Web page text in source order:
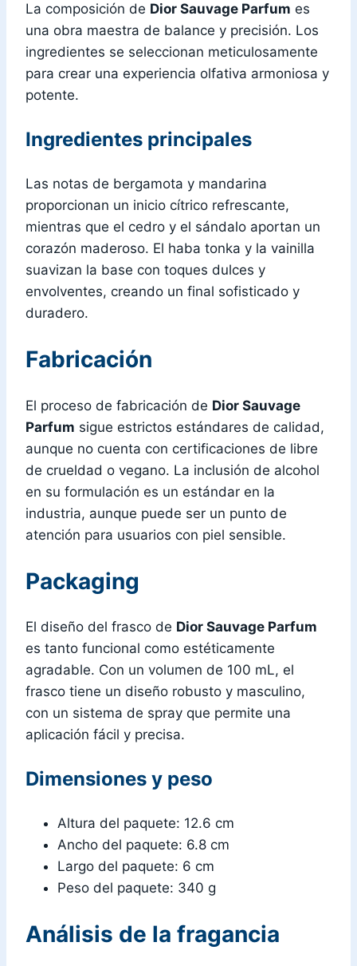
La composición de Dior Sauvage Parfum es
una obra maestra de balance y precisión. Los
ingredientes se seleccionan meticulosamente
para crear una experiencia olfativa armoniosa y
potente.
Ingredientes principales
Las notas de bergamota y mandarina
proporcionan un inicio cítrico refrescante,
mientras que el cedro y el sándalo aportan un
corazón maderoso. El haba tonka y la vainilla
suavizan la base con toques dulces y
envolventes, creando un final sofisticado y
duradero.
Fabricación
El proceso de fabricación de Dior Sauvage
Parfum sigue estrictos estándares de calidad,
aunque no cuenta con certificaciones de libre
de crueldad o vegano. La inclusión de alcohol
en su formulación es un estándar en la
industria, aunque puede ser un punto de
atención para usuarios con piel sensible.
Packaging
El diseño del frasco de Dior Sauvage Parfum
es tanto funcional como estéticamente
agradable. Con un volumen de 100 mL, el
frasco tiene un diseño robusto y masculino,
con un sistema de spray que permite una
aplicación fácil y precisa.
Dimensiones y peso
Altura del paquete: 12.6 cm
Ancho del paquete: 6.8 cm
Largo del paquete: 6 cm
Peso del paquete: 340 g
Análisis de la fragancia